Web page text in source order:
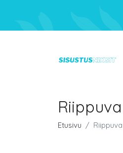
Etusivu